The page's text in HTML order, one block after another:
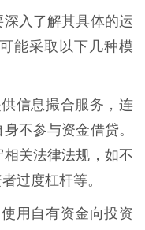
入了解其具体的运
能采取以下几种模
信息撮合服务，连
不参与资金借贷。
关法律法规，如不
过度杠杆等。
用自有资金向投资